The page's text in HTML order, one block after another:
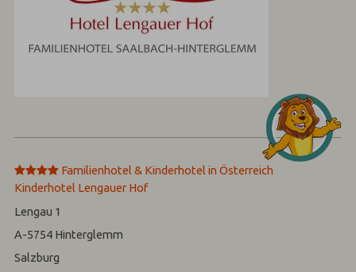
****
Familienhotel & Kinderhotel in Österreich
Kinderhotel Lengauer Hof
Lengau 1
A-5754 Hinterglemm
Salzburg